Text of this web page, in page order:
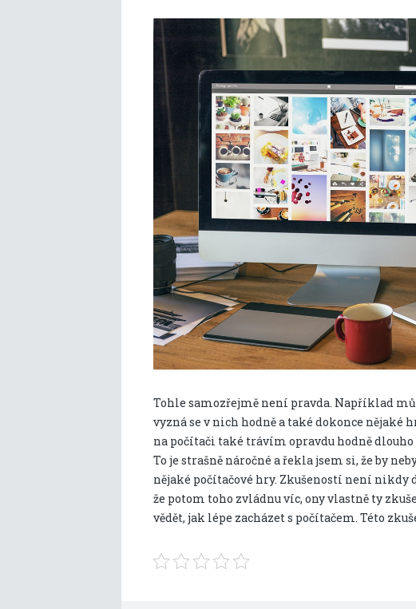
Tohle samozřejmě není pravda. Například
vyzná se v nich hodně a také dokonce nějaké
na počítači také trávím opravdu hodně
To je strašně náročné a řekla jsem si, že by
nějaké počítačové hry. Zkušeností není nikdy
že potom toho zvládnu víc, ony vlastně ty
vědět, jak lépe zacházet s počítačem. Této